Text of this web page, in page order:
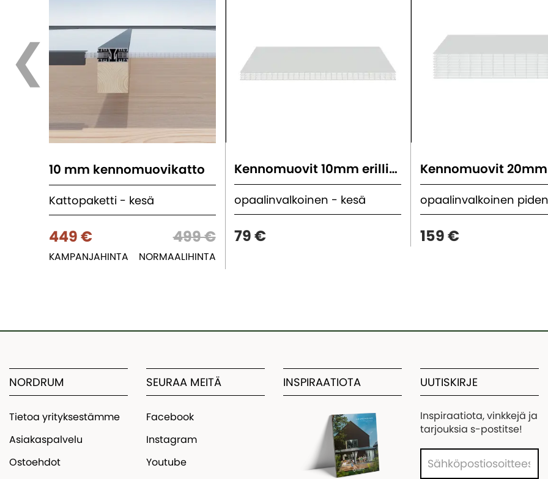
10 mm kennomuovikatto
Kattopaketti - kesä
449 € 499 €
KAMPANJAHINTA NORMAALIHINTA
Kennomuovit 10mm erilliset levyt
opaalinvalkoinen - kesä
79 € 159 €
NORDRUM
Tietoa yrityksestämme
Asiakaspalvelu
Ostoehdot
SEURAA MEITÄ
Facebook
Instagram
Youtube
INSPIRAATIOTA UUTISKIRJE
Inspiraatiota, vinkkejä ja
tarjouksia s-postitse!